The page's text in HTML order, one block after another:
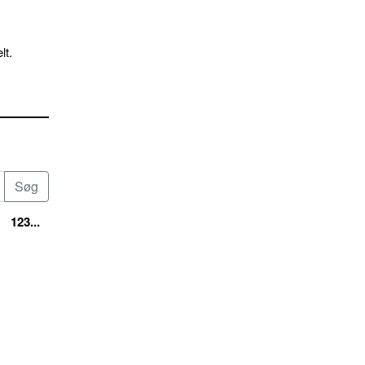
123...